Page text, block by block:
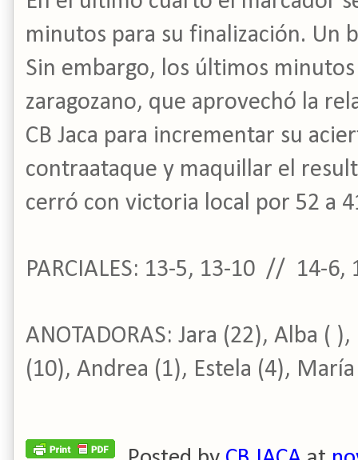
minutos para su finalización. Un
Sin embargo, los últimos
zaragozano, que aprovechó la
CB Jaca para incrementar su
contraataque y maquillar el
cerró con victoria local por 52 a
PARCIALES: 13-5, 13-10 // 14-6,
ANOTADORAS: Jara (22), Alba (
(10), Andrea (1), Estela (4),